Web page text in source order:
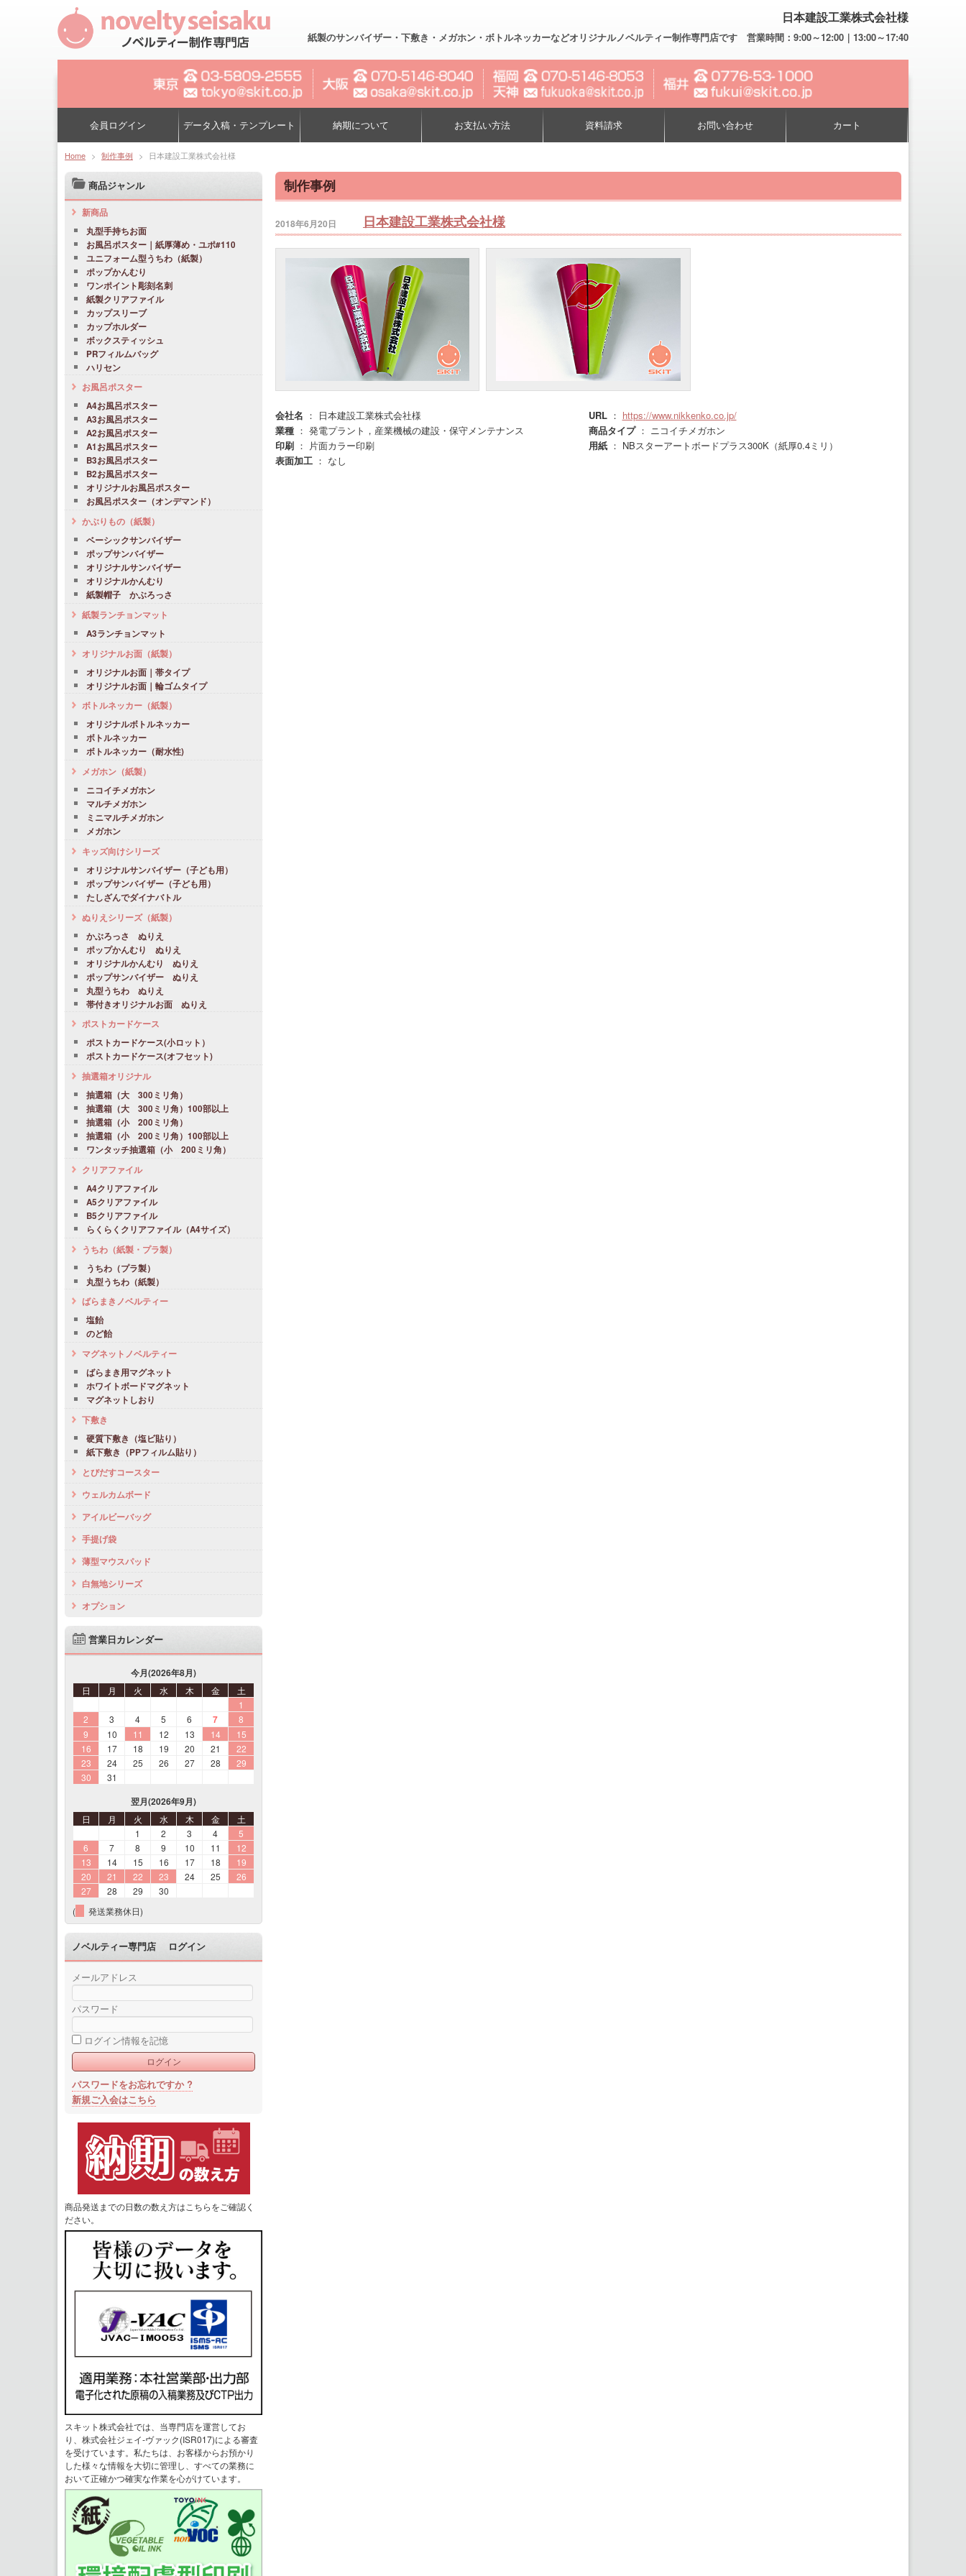
日本建設工業株式会社様
紙製のサンバイザー・下敷き・メガホン・ボトルネッカーなどオリジナルノベルティー制作専門店です 営業時間：9:00～12:00｜13:00～17:40
会員ログイン データ入稿・テンプレート 納期について お支払い方法 資料請求 お問い合わせ カート
Home > 制作事例 > 日本建設工業株式会社様
制作事例
日本建設工業株式会社様
2018年6月20日
会社名 ： 日本建設工業株式会社様 URL： https://www.nikkenko.co.jp/
業種 ： 発電プラント，産業機械の建設・保守メンテナンス 商品タイプ： ニコイチメガホン
印刷 ： 片面カラー印刷 用紙： NBスターアートボードプラス300K（紙厚0.4ミリ）
表面加工 ： なし
商品ジャンル
新商品
丸型手持ちお面
お風呂ポスター｜紙厚薄め・ユポ#110
ユニフォーム型うちわ（紙製）
ポップかんむり
ワンポイント彫刻名刺
紙製クリアファイル
カップスリーブ
カップホルダー
ボックスティッシュ
PRフィルムバッグ
ハリセン
お風呂ポスター
A4お風呂ポスター
A3お風呂ポスター
A2お風呂ポスター
A1お風呂ポスター
B3お風呂ポスター
B2お風呂ポスター
オリジナルお風呂ポスター
お風呂ポスター（オンデマンド）
かぶりもの（紙製）
ベーシックサンバイザー
ポップサンバイザー
オリジナルサンバイザー
オリジナルかんむり
紙製帽子 かぶろっさ
紙製ランチョンマット
A3ランチョンマット
オリジナルお面（紙製）
オリジナルお面｜帯タイプ
オリジナルお面｜輪ゴムタイプ
ボトルネッカー（紙製）
オリジナルボトルネッカー
ボトルネッカー
ボトルネッカー（耐水性)
メガホン（紙製）
ニコイチメガホン
マルチメガホン
ミニマルチメガホン
メガホン
キッズ向けシリーズ
オリジナルサンバイザー（子ども用）
ポップサンバイザー（子ども用）
たしざんでダイナバトル
ぬりえシリーズ（紙製）
かぶろっさ ぬりえ
ポップかんむり ぬりえ
オリジナルかんむり ぬりえ
ポップサンバイザー ぬりえ
丸型うちわ ぬりえ
帯付きオリジナルお面 ぬりえ
ポストカードケース
ポストカードケース(小ロット）
ポストカードケース(オフセット)
抽選箱オリジナル
抽選箱（大 300ミリ角）
抽選箱（大 300ミリ角）100部以上
抽選箱（小 200ミリ角）
抽選箱（小 200ミリ角）100部以上
ワンタッチ抽選箱（小 200ミリ角）
クリアファイル
A4クリアファイル
A5クリアファイル
B5クリアファイル
らくらくクリアファイル（A4サイズ）
うちわ（紙製・プラ製）
うちわ（プラ製）
丸型うちわ（紙製）
ばらまきノベルティー
塩飴
のど飴
マグネットノベルティー
ばらまき用マグネット
ホワイトボードマグネット
マグネットしおり
下敷き
硬質下敷き（塩ビ貼り）
紙下敷き（PPフィルム貼り）
とびだすコースター
ウェルカムボード
アイルビーバッグ
手提げ袋
薄型マウスパッド
白無地シリーズ
オプション
営業日カレンダー
今月(2026年8月)
日 月 火 水 木 金
土
1
2
3 4 5 6 7
8
9
10 11 12 13 14
15
16
17 18 19 20 21
22
23
24 25 26 27 28
29
30
31
翌月(2026年9月)
日 月 火 水 木 金
土
1
2 3 4
5
6
7 8 9 10 11
12
13
14 15 16 17 18
19
20
21 22 23 24 25
26
27
28 29
30
(
発送業務休日)
ノベルティー専門店 ログイン
メールアドレス
パスワード
ログイン情報を記憶
パスワードをお忘れですか ?
新規ご入会はこちら
商品発送までの日数の数え方はこちらをご確認く
ださい。
スキット株式会社では、当専門店を運営してお
り、株式会社ジェイ-ヴァック(ISR017)による審査
を受けています。私たちは、お客様からお預かり
した様々な情報を大切に管理し、すべての業務に
おいて正確かつ確実な作業を心がけています。